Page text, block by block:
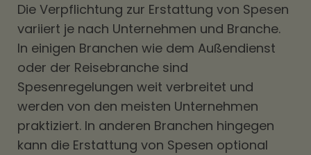
Die Verpflichtung zur Erstattung von Spesen
variiert je nach Unternehmen und Branche.
In einigen Branchen wie dem Außendienst
oder der Reisebranche sind
Spesenregelungen weit verbreitet und
werden von den meisten Unternehmen
praktiziert. In anderen Branchen hingegen
kann die Erstattung von Spesen optional